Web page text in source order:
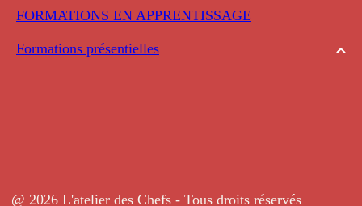
FORMATIONS EN APPRENTISSAGE
Formations présentielles
@ 2026 L'atelier des Chefs - Tous droits réservés